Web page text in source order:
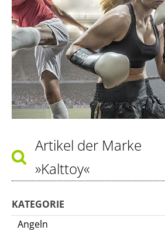
Artikel der Marke
»Kalttoy«
KATEGORIE
Angeln